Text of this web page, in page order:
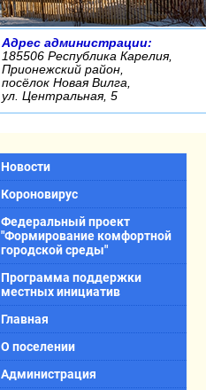
Адрес администрации:
185506 Республика Карелия,
Прионежский район,
посёлок Новая Вилга,
ул. Центральная, 5
Новости
Короновирус
Федеральный проект
"Формирование комфортной
городской среды"
Программа поддержки
местных инициатив
Главная
О поселении
Администрация